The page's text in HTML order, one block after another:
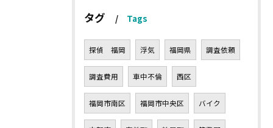
タグ Tags
探偵 福岡 浮気 福岡県 調査依頼
調査費用 車中不倫 西区
福岡市南区 福岡市中央区 バイク